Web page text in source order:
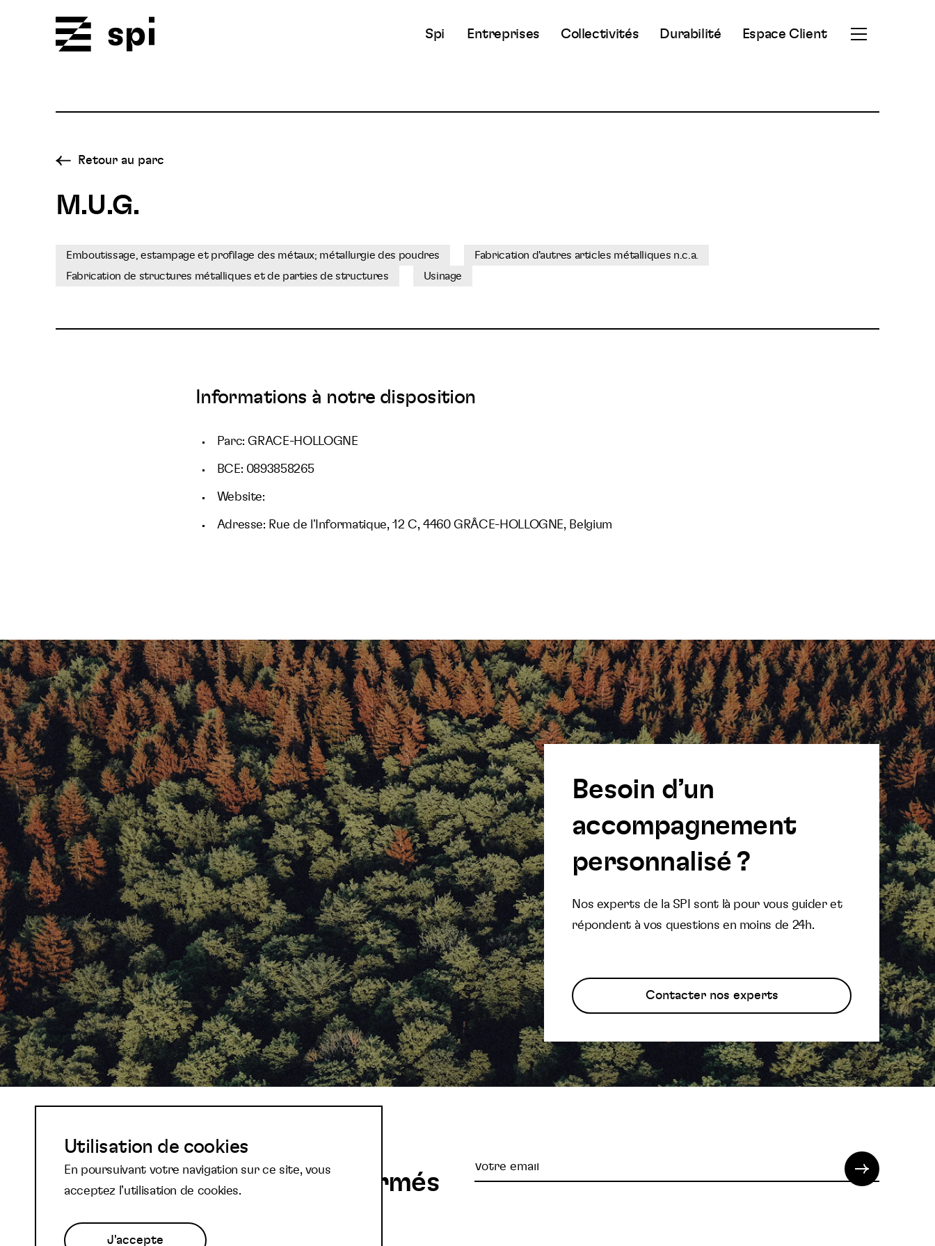
Spi Entreprises Collectivités Durabilité Espace Client
Ouvrir
Retour au parc
M.U.G.
Emboutissage, estampage et profilage des métaux; métallurgie des poudres
Fabrication d'autres articles métalliques n.c.a.
Fabrication de structures métalliques et de parties de structures
Usinage
Informations à notre disposition
Parc: GRACE-HOLLOGNE
BCE: 0893858265
Website:
Adresse: Rue de l'Informatique, 12 C, 4460 GRÂCE-HOLLOGNE, Belgium
Besoin d’un
accompagnement
personnalisé ?
Nos experts de la SPI sont là pour vous guider et
répondent à vos questions en moins de 24h.
Contacter nos experts
Abonnez-vous à notre
newsletter et restez informés
Votre
Utilisation de cookies
En poursuivant votre navigation sur ce site, vous
acceptez l’utilisation de cookies.
J'accepte